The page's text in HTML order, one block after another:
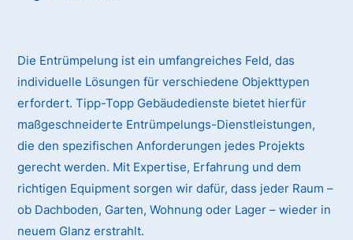
Die Entrümpelung ist ein umfangreiches Feld, das
individuelle Lösungen für verschiedene Objekttypen
erfordert. Tipp-Topp Gebäudedienste bietet hierfür
maßgeschneiderte Entrümpelungs-Dienstleistungen,
die den spezifischen Anforderungen jedes Projekts
gerecht werden. Mit Expertise, Erfahrung und dem
richtigen Equipment sorgen wir dafür, dass jeder Raum –
ob Dachboden, Garten, Wohnung oder Lager – wieder in
neuem Glanz erstrahlt.